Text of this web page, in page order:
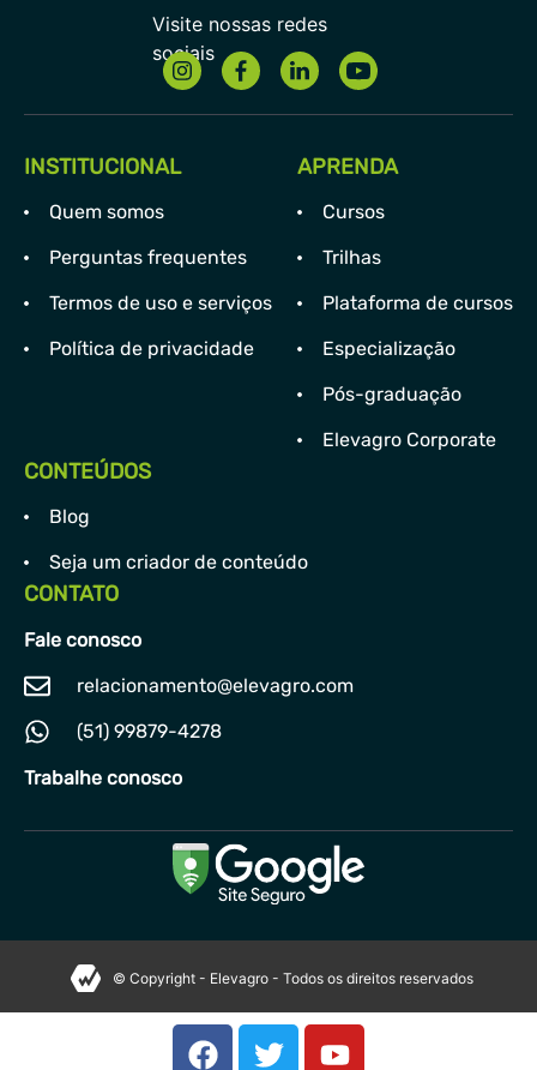
INSTITUCIONAL
Quem somos
Perguntas frequentes
Termos de uso e serviços
Política de privacidade
APRENDA
Cursos
Trilhas
Plataforma de cursos
Especialização
Pós-graduação
Elevagro Corporate
CONTEÚDOS
Blog
Seja um criador de conteúdo
CONTATO
Fale conosco
relacionamento@elevagro.com
(51) 99879-4278
Trabalhe conosco
© Copyright - Elevagro - Todos os direitos reservados